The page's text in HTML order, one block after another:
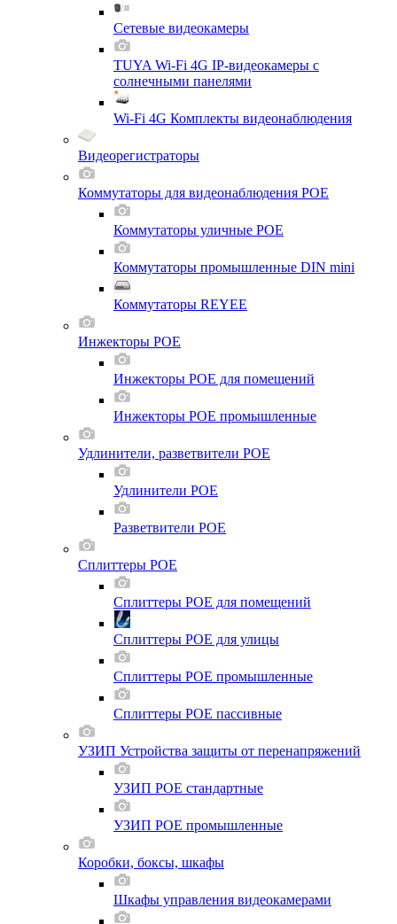
Сетевые видеокамеры
TUYA Wi-Fi 4G IP-видеокамеры с
солнечными панелями
Wi-Fi 4G Комплекты видеонаблюдения
Видеорегистраторы
Коммутаторы для видеонаблюдения POE
Коммутаторы уличные POE
Коммутаторы промышленные DIN mini
Коммутаторы REYEE
Инжекторы POE
Инжекторы POE для помещений
Инжекторы POE промышленные
Удлинители, разветвители POE
Удлинители POE
Разветвители POE
Сплиттеры POE
Сплиттеры POE для помещений
Сплиттеры POE для улицы
Сплиттеры POE промышленные
Сплиттеры POE пассивные
УЗИП Устройства защиты от перенапряжений
УЗИП POE стандартные
УЗИП POE промышленные
Коробки, боксы, шкафы
Шкафы управления видеокамерами